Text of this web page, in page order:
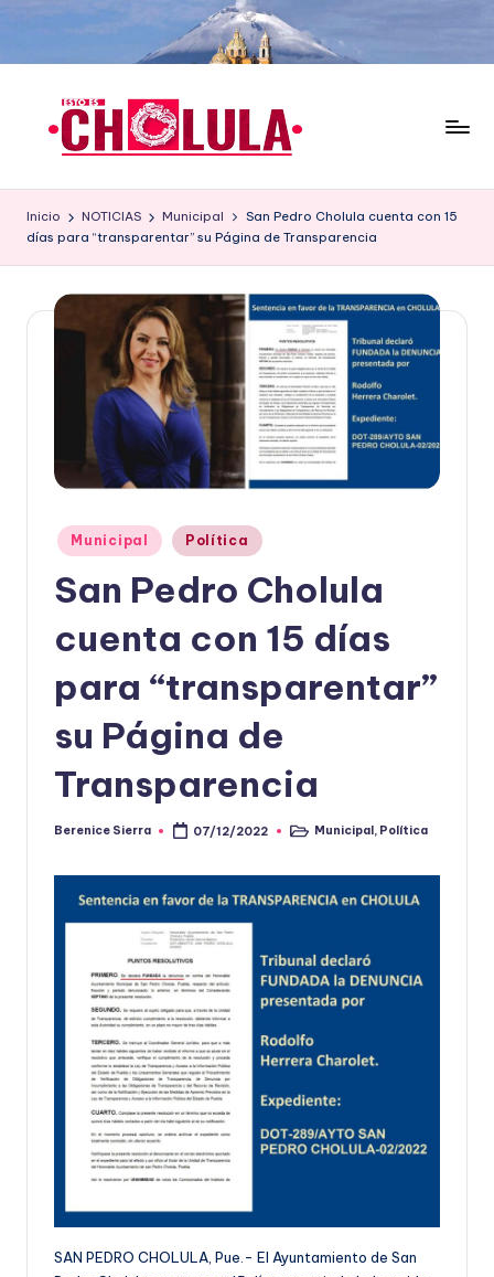
contenido
Inicio NOTICIAS Municipal
San Pedro Cholula cuenta con 15
días para “transparentar” su Página de Transparencia
Publicado
en
Municipal Política
San Pedro Cholula
cuenta con 15 días
para “transparentar”
su Página de
Transparencia
Publicado
Berenice Sierra 07/12/2022
Publicado
Municipal, Política
SAN PEDRO CHOLULA, Pue.- El Ayuntamiento de San